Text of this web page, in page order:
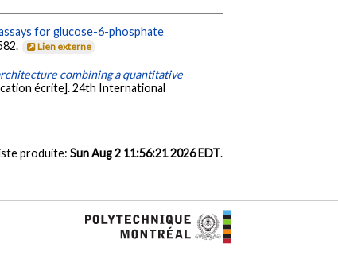
for glucose-6-phosphate
Lien externe
combining a quantitative
écrite]. 24th International
produite: Sun Aug 2 11:56:21 2026 EDT.